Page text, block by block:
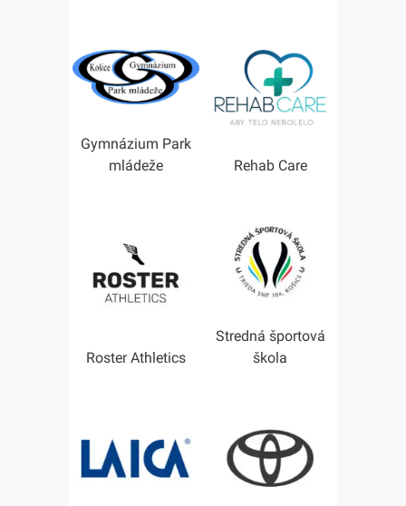
Gymnázium Park
mládeže
Rehab Care
Roster Athletics
Stredná športová
škola